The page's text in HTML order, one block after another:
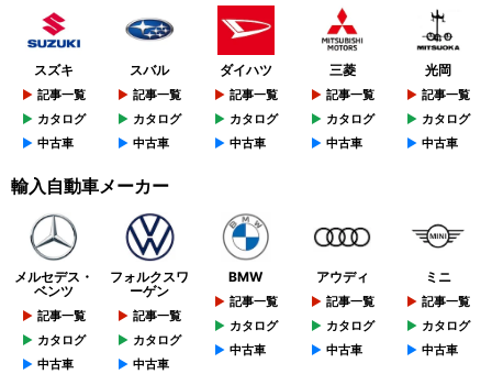
スズキ
記事一覧
カタログ
中古車
スバル
記事一覧
カタログ
中古車
ダイハツ
記事一覧
カタログ
中古車
三菱
記事一覧
カタログ
中古車
光岡
記事一覧
カタログ
中古車
輸入自動車メーカー
メルセデス・
ベンツ
記事一覧
カタログ
中古車
フォルクスワ
ーゲン
記事一覧
カタログ
中古車
BMW
記事一覧
カタログ
中古車
アウディ
記事一覧
カタログ
中古車
ミニ
記事一覧
カタログ
中古車